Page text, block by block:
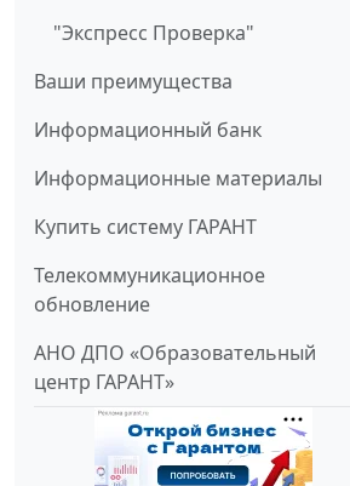
"Экспресс Проверка"
Ваши преимущества
Информационный банк
Информационные материалы
Купить систему ГАРАНТ
Телекоммуникационное
обновление
АНО ДПО «Образовательный
центр ГАРАНТ»